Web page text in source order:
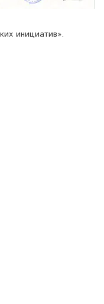
инициатив».